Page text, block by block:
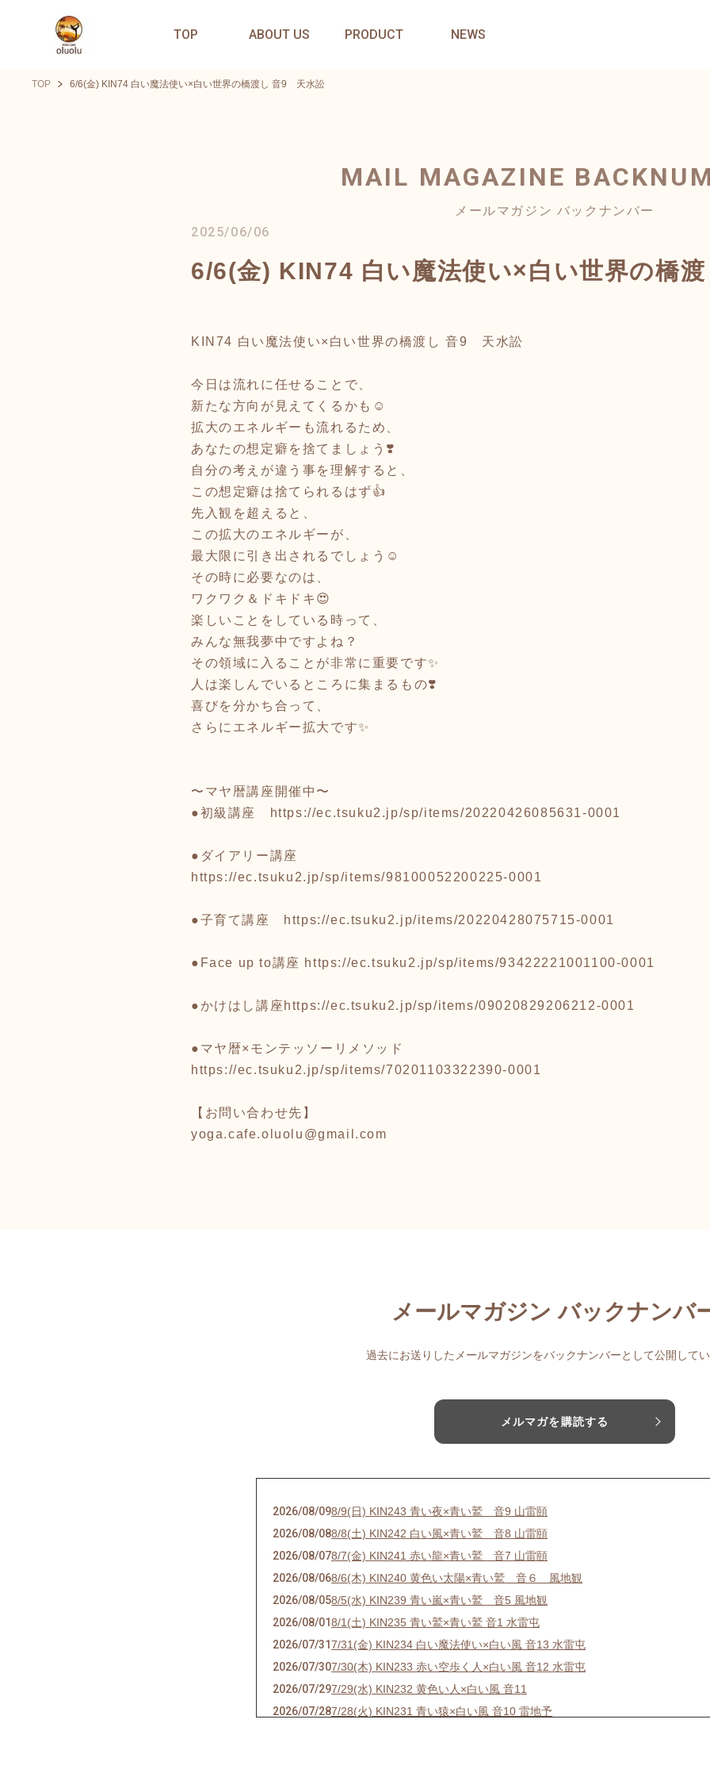
TOP ABOUT US PRODUCT NEWS
TOP 6/6(金) KIN74 白い魔法使い×白い世界の橋渡し 音9 天水訟
MAIL MAGAZINE
メールマガジン バックナンバー
2025/06/06
6/6(金) KIN74 白い魔法使い×白い世界の橋
KIN74 白い魔法使い×白い世界の橋渡し 音9 天水訟
今日は流れに任せることで、
新たな方向が見えてくるかも☺️
拡大のエネルギーも流れるため、
あなたの想定癖を捨てましょう❣️
自分の考えが違う事を理解すると、
この想定癖は捨てられるはず👍
先入観を超えると、
この拡大のエネルギーが、
最大限に引き出されるでしょう☺️
その時に必要なのは、
ワクワク＆ドキドキ😍
楽しいことをしている時って、
みんな無我夢中ですよね？
その領域に入ることが非常に重要です✨
人は楽しんでいるところに集まるもの❣️
喜びを分かち合って、
さらにエネルギー拡大です✨
〜マヤ暦講座開催中〜
●初級講座
https://ec.tsuku2.jp/sp/items/20220426085631-0001
●ダイアリー講座
https://ec.tsuku2.jp/sp/items/98100052200225-0001
●子育て講座 https://ec.tsuku2.jp/items/20220428075715-0001
●Face up to講座 https://ec.tsuku2.jp/sp/items/93422221001100-0001
●かけはし講座 https://ec.tsuku2.jp/sp/items/09020829206212-0001
●マヤ暦×モンテッソーリメソッド
https://ec.tsuku2.jp/sp/items/70201103322390-0001
【お問い合わせ先】
yoga.cafe.oluolu@gmail.com
メールマガジン バックナンバ
過去にお送りしたメールマガジンをバックナンバーとして公開してい
メルマガを購読する
2026/08/098/9(日) KIN243 青い夜×青い鷲 音9 山雷頤
2026/08/088/8(土) KIN242 白い風×青い鷲 音8 山雷頤
2026/08/078/7(金) KIN241 赤い龍×青い鷲 音7 山雷頤
2026/08/068/6(木) KIN240 黄色い太陽×青い鷲 音６ 風地観
2026/08/058/5(水) KIN239 青い嵐×青い鷲 音5 風地観
2026/08/018/1(土) KIN235 青い鷲×青い鷲 音1 水雷屯
2026/07/317/31(金) KIN234 白い魔法使い×白い風 音13 水雷屯
2026/07/307/30(木) KIN233 赤い空歩く人×白い風 音12 水雷屯
2026/07/297/29(水) KIN232 黄色い人×白い風 音11
2026/07/287/28(火) KIN231 青い猿×白い風 音10 雷地予